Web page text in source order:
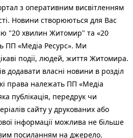
з оперативним висвітленням
Новини створюються для Вас
"20 хвилин Житомир" та «20
ПП «Медіа Ресурс». Ми
події, людей, життя Житомира.
додавати власні новини в розділ
права належать ПП «Медіа
публiкацiя, передрук чи
сайту у друкованих або
інформації можлива не більше
посиланням на джерело.